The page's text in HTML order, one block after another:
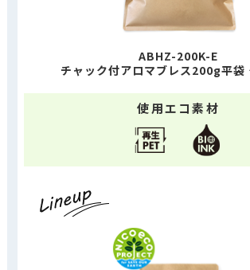
ABHZ-200K-E
チャック付アロマブレス200g平袋
使用エコ素材